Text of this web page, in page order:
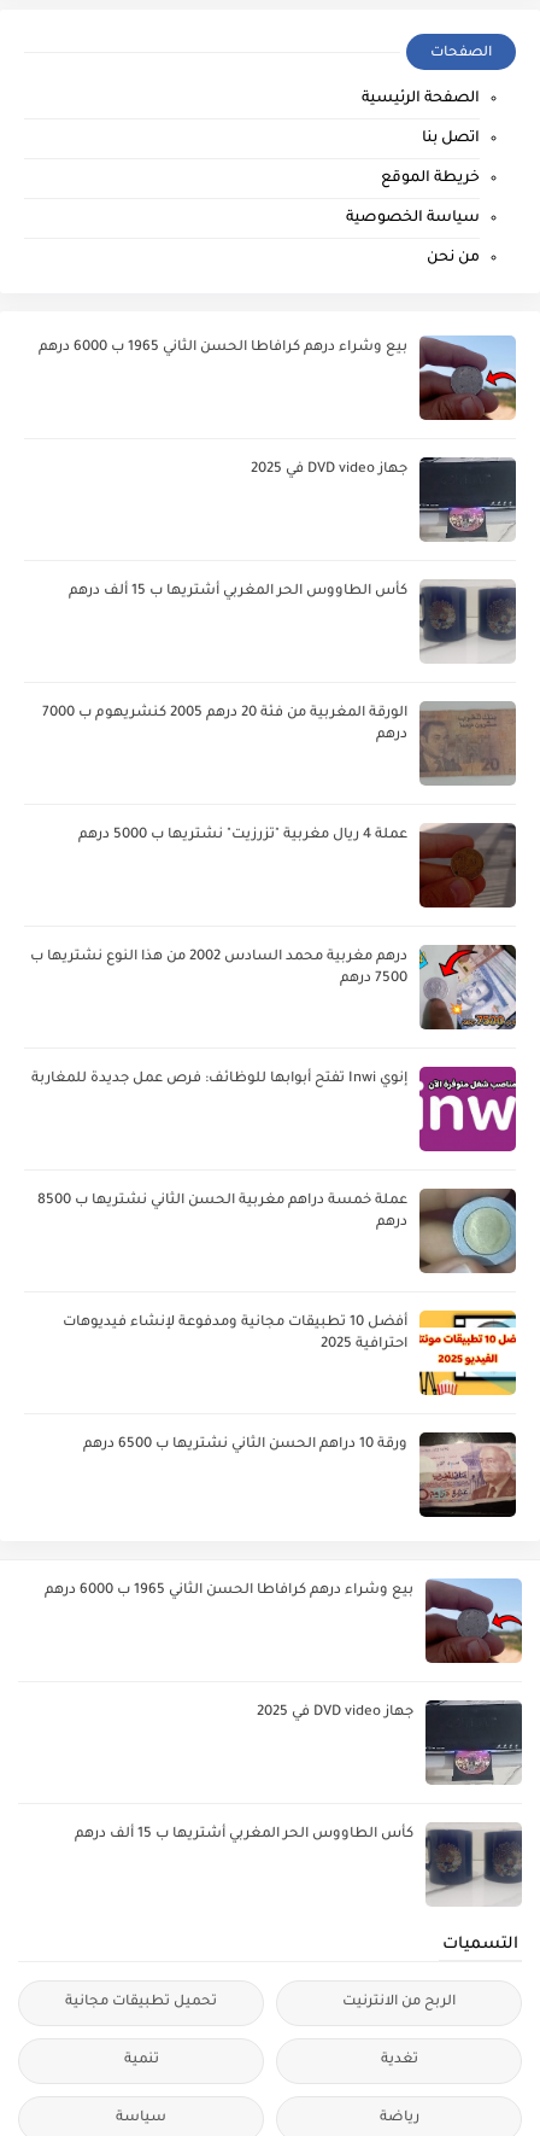
الصفحات
الصفحة الرئيسية
اتصل بنا
خريطة الموقع
سياسة الخصوصية
من نحن
بيع وشراء درهم كرافاطا الحسن الثاني 1965 ب 6000 درهم
جهاز DVD video في 2025
كأس الطاووس الحر المغربي أشتريها ب 15 ألف درهم
الورقة المغربية من فئة 20 درهم 2005 كنشريهوم ب 7000
درهم
عملة 4 ريال مغربية "تزرزيت" نشتريها ب 5000 درهم
درهم مغربية محمد السادس 2002 من هذا النوع نشتريها ب
7500 درهم
إنوي Inwi تفتح أبوابها للوظائف: فرص عمل جديدة للمغاربة
عملة خمسة دراهم مغربية الحسن الثاني نشتريها ب 8500
درهم
أفضل 10 تطبيقات مجانية ومدفوعة لإنشاء فيديوهات
احترافية 2025
ورقة 10 دراهم الحسن الثاني نشتريها ب 6500 درهم
بيع وشراء درهم كرافاطا الحسن الثاني 1965 ب 6000 درهم
جهاز DVD video في 2025
كأس الطاووس الحر المغربي أشتريها ب 15 ألف درهم
التسميات
الربح من الانترنيت تحميل تطبيقات مجانية
تغدية تنمية
رياضة سياسة